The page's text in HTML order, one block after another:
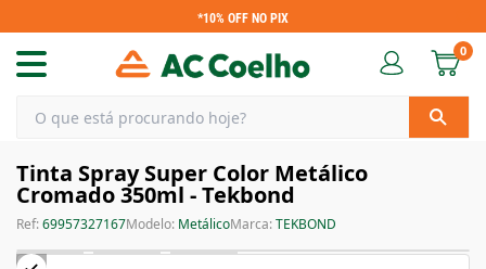
*10% OFF NO PIX
0
Tinta Spray Super Color Metálico
Cromado 350ml - Tekbond
Ref:69957327167Modelo: MetálicoMarca:TEKBOND